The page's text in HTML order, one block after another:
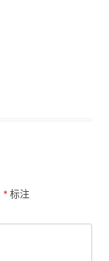
* 标注